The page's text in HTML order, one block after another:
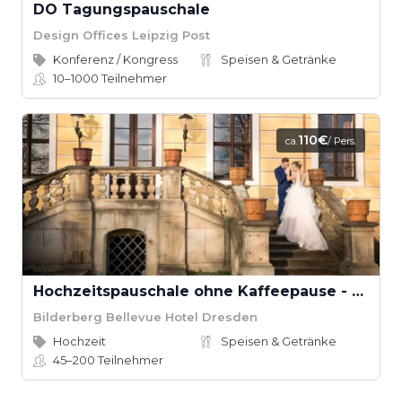
DO Tagungspauschale
Design Offices Leipzig Post
Konferenz / Kongress
Speisen & Getränke
10–1000Teilnehmer
ca.110€/ Pers.
Hochzeitspauschale ohne Kaffeepause - Bilderberg Bellevue Hotel
Bilderberg Bellevue Hotel Dresden
Hochzeit
Speisen & Getränke
45–200Teilnehmer